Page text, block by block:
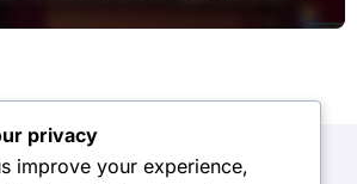
privacy
improve your experience,